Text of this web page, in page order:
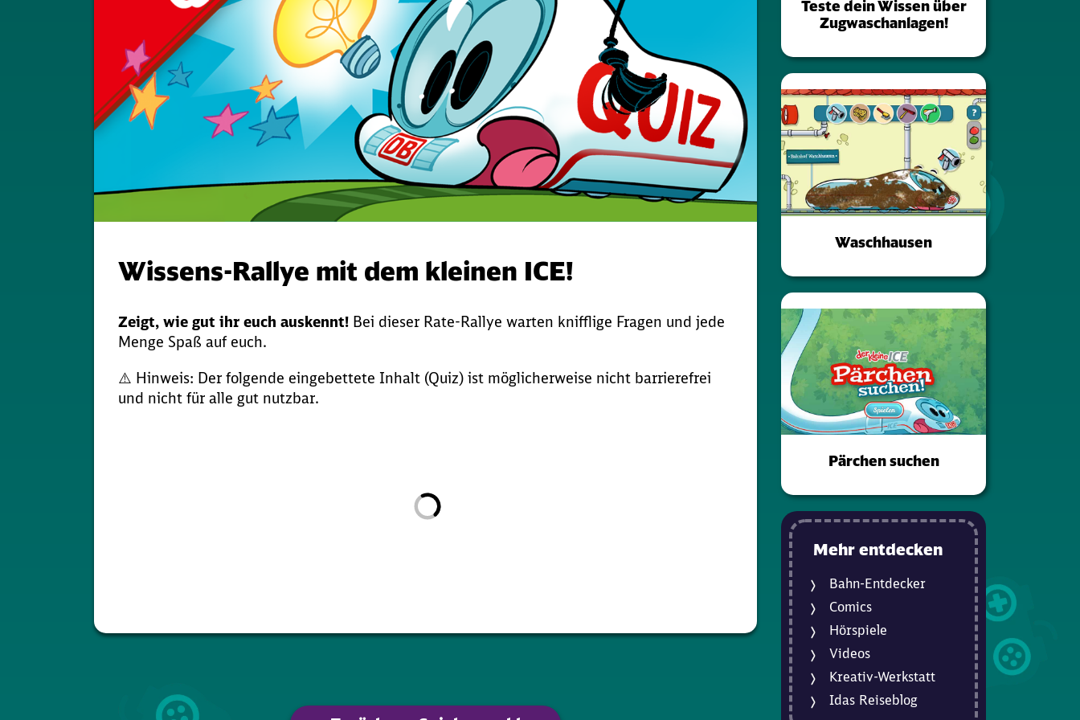
Wissens-Rallye mit dem kleinen ICE!
Zeigt, wie gut ihr euch auskennt! Bei dieser Rate-Rallye warten knifflige Fragen und jede
Menge Spaß auf euch.
⚠️ Hinweis: Der folgende eingebettete Inhalt (Quiz) ist möglicherweise nicht barrierefrei
und nicht für alle gut nutzbar.
Teste dein Wissen über
Zugwaschanlagen!
Waschhausen
Pärchen suchen
Mehr entdecken
Bahn-Entdecker
Comics
Hörspiele
Videos
Kreativ-Werkstatt
Idas Reiseblog